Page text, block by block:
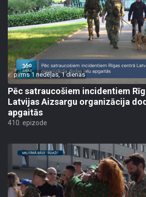
pirms 1 nedēļas, 1 dienas
Pēc satraucošiem incidentiem
Latvijas Aizsargu organizācija
apgaitās
410. epizode